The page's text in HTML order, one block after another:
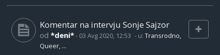
Komentar na intervju Sonje Sajzor
od *deni*- 03 Avg 2020, 12:53 - u: Transrodno,
Queer, ...